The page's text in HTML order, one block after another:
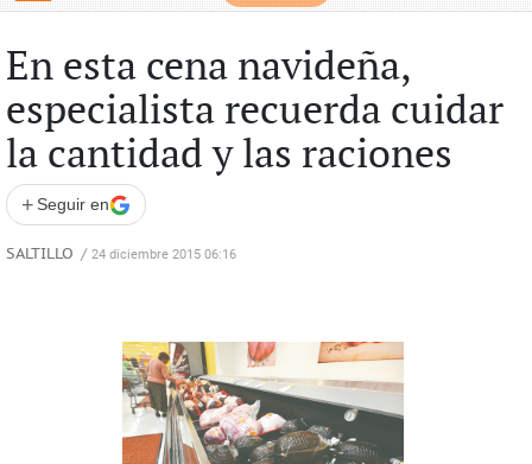
En esta cena navideña,
especialista recuerda cuidar
la cantidad y las raciones
+ Seguir en
SALTILLO / 24 diciembre 2015 06:16